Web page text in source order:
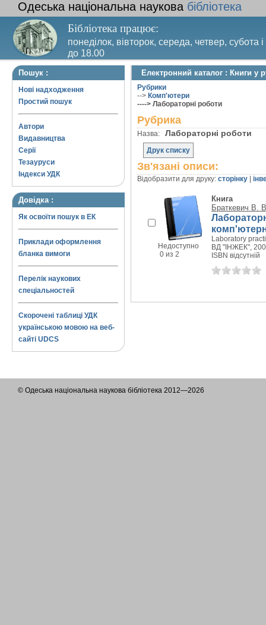
Одеська національна наукова бібліотека
Бібліотека працює:
понеділок, вівторок, середа, четвер, субота
до 18.00
Вихідний день – п’ятниця. Останній четвер
Пошук :
Нові надходження
Простий пошук
Автори
Видавництва
Серії
Тезауруси
Індекси УДК
Довідка :
Як освоїти пошук в ЕК
Приклади оформлення
бланка вимоги
Перелік наукових
спеціальностей
Скорочені таблиці УДК
українською мовою на веб-
сайті UDCS
Електронний каталог : Книги у
Рубрики
--> Комп'ютери
----> Лабораторні роботи
Рубрика
Назва: Лабораторні роботи
Друк списку
Зв'язані описи:
Відобразити для друку: сторінку
Недоступно
0 из 2
Книга
Браткевич В.
Laboratory
ВД "ІНЖЕК",
ISBN відсутній
© Одеська національна наукова бібліотека 2012—2026